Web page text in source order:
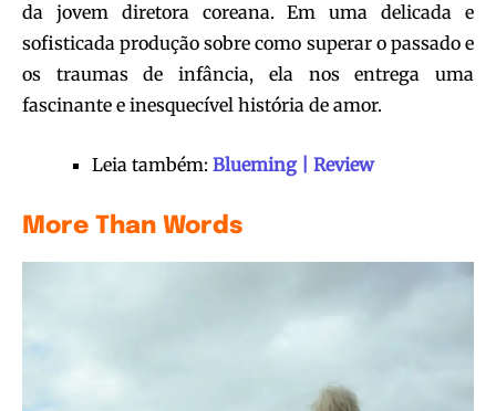
da jovem diretora coreana. Em uma delicada e
sofisticada produção sobre como superar o passado e
os traumas de infância, ela nos entrega uma
fascinante e inesquecível história de amor.
Leia também: Blueming | Review
More Than Words